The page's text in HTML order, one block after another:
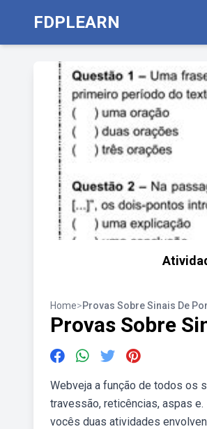
FDPLEARN
Home>Provas Sobre Sinais De
Provas Sobre
Webveja a função de todos os
travessão, reticências, aspas
vocês duas atividades